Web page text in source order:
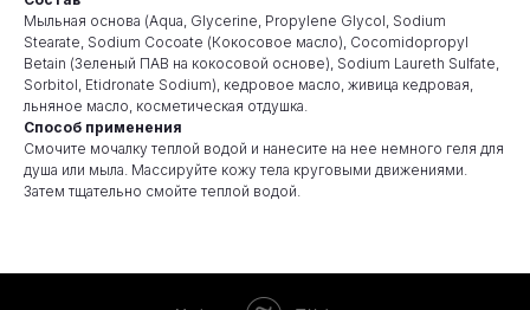
Мыльная основа (Aqua, Glycerine, Propylene Glycol, Sodium
Stearate, Sodium Cocoate (Кокосовое масло), Cocomidopropyl
Betain (Зеленый ПАВ на кокосовой основе), Sodium Laureth Sulfate,
Sorbitol, Etidronate Sodium), кедровое масло, живица кедровая,
льняное масло, косметическая отдушка.
Способ применения
Смочите мочалку теплой водой и нанесите на нее немного геля для
душа или мыла. Массируйте кожу тела круговыми движениями.
Затем тщательно смойте теплой водой.